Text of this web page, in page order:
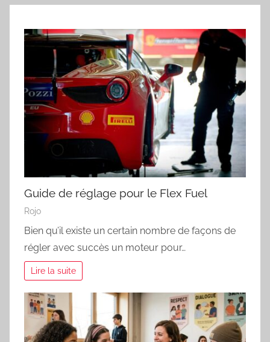
Guide de réglage pour le Flex Fuel
Rojo
Bien qu’il existe un certain nombre de façons de
régler avec succès un moteur pour…
Lire la suite